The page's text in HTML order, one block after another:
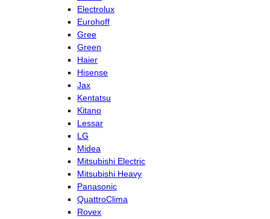
Electrolux
Eurohoff
Gree
Green
Haier
Hisense
Jax
Kentatsu
Kitano
Lessar
LG
Midea
Mitsubishi Electric
Mitsubishi Heavy
Panasonic
QuattroClima
Rovex